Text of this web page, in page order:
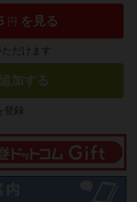
円 を見る
だけます
加する
登録